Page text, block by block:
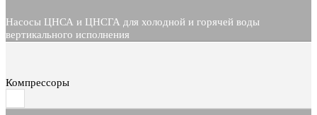
Насосы ЦНСА и ЦНСГА для холодной и горячей воды
вертикального исполнения
Компрессоры